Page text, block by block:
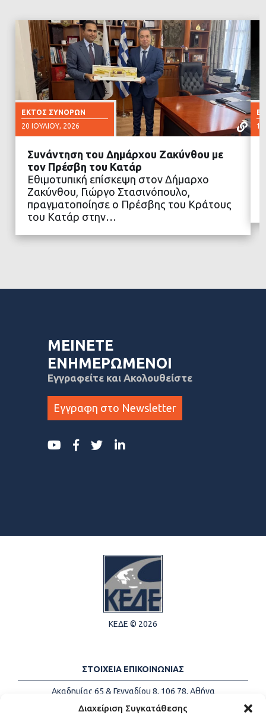
Διαχείριση Συγκατάθεσης
ΕΚΤΌΣ ΣΥΝΌΡΩΝ
20 ΙΟΥΛΊΟΥ, 2026
ΔΙΑΒΑΣΤΕ ΠΕΡΙΣΣΟΤΕΡΑ
Συνάντηση του Δημάρχου Ζακύνθου με
τον Πρέσβη του Κατάρ
Εθιμοτυπική επίσκεψη στον Δήμαρχο
Ζακύνθου, Γιώργο Στασινόπουλο,
πραγματοποίησε ο Πρέσβης του Κράτους
του Κατάρ στην…
17
ΜΕΙΝΕΤΕ
ΕΝΗΜΕΡΩΜΕΝΟΙ
Εγγραφείτε και Ακολουθείστε
Εγγραφη στο Newsletter
ΚΕΔΕ © 2026
ΣΤΟΙΧΕΙΑ ΕΠΙΚΟΙΝΩΝΙΑΣ
Ακαδημίας 65 & Γενναδίου 8, 106 78, Αθήνα
Τηλέφωνα:
+30 213-2147500